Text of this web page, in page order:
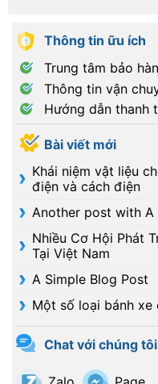
Thông tin ữu ích
Trung tâm bảo
Thông tin vận
Hướng dẫn thanh
Bài viết mới
Khái niệm vật liệu
điện và cách điện
Another post with A
Nhiều Cơ Hội Phát
Tại Việt Nam
A Simple Blog Post
Một số loại bánh
Chat với chúng tôi